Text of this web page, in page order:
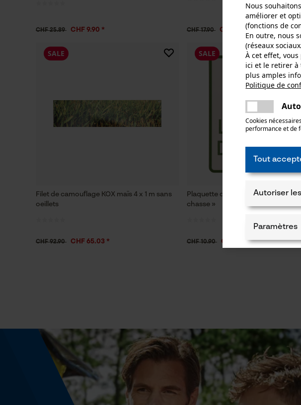
CHF 25.89 CHF 9.90 * CHF 17.90 CHF 6.91 *
Filet de camouflage KOX maïs 4 x 1 m sans
oeillets
SALE
CHF 92.90 CHF 65.03 *
Plaquette de service FR «
chasse »
SALE
CHF 10.90 CHF 7.63 *
Nous
améliorer et
(fonctions de
En outre, nous
(réseaux
À cet effet,
ici et le retirer à
plus amples
Politique de
Cookies
performance et de
Tout
Autoriser
Paramètres
Cookies
ID
Une erreur
encore.
partager